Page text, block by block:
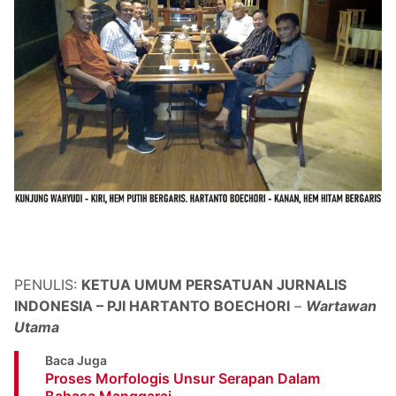
PENULIS: KETUA UMUM PERSATUAN JURNALIS
INDONESIA – PJI HARTANTO BOECHORI – Wartawan
Utama
Baca Juga
Proses Morfologis Unsur Serapan Dalam